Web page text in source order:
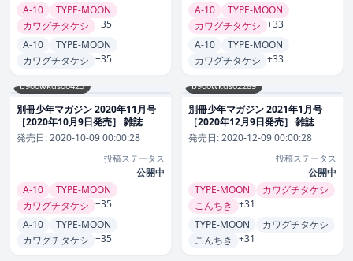
A-10
TYPE-MOON
カワグチタケシ +35
A-10
TYPE-MOON
カワグチタケシ +35
A-10
TYPE-MOON
カワグチタケシ +33
A-10
TYPE-MOON
カワグチタケシ +33
b900wkds00425
別冊少年マガジン 2020年11月号
［2020年10月9日発売］ 雑誌
発売日:2020-10-09 00:00:28
投稿ステータス
公開中
A-10
TYPE-MOON
カワグチタケシ +35
A-10
TYPE-MOON
カワグチタケシ +35
b900wkds02289
別冊少年マガジン 2021年1月号
［2020年12月9日発売］ 雑誌
発売日:2020-12-09 00:00:28
投稿ステータス
公開中
TYPE-MOON
カワグチタケシ
こんちき +31
TYPE-MOON
カワグチタケシ
こんちき +31